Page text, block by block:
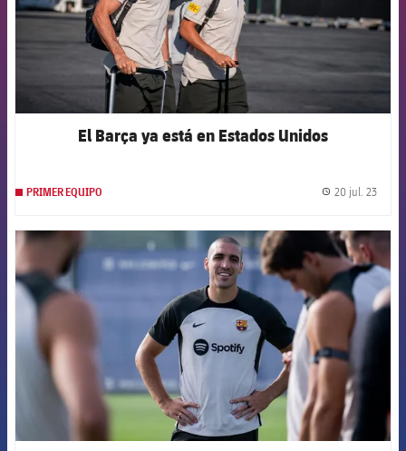
El Barça ya está en Estados Unidos
PRIMER EQUIPO 20 jul. 23
FCB Barcelona badge